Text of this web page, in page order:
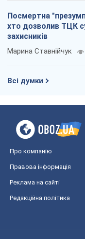
Посмертна
хто дозволив ТЦК
захисників
Марина Ставнійчук
Всі думки
Про компанію
Правова інформація
Реклама на сайті
Редакційна політика